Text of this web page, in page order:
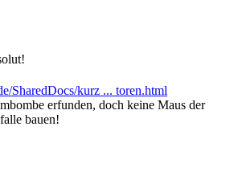
SharedDocs/kurz ... toren.html
erfunden, doch keine Maus der
bauen!